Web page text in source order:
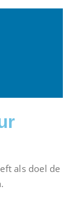
als doel de